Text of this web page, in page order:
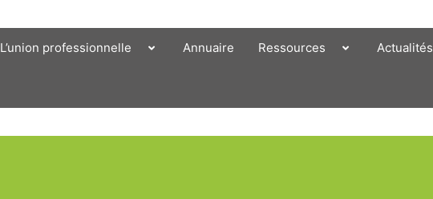
L’union professionnelle Annuaire Ressources Actualités